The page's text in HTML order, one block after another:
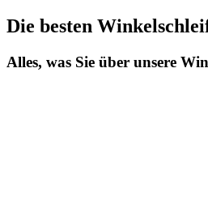
Die besten
Alles, was Sie über unsere